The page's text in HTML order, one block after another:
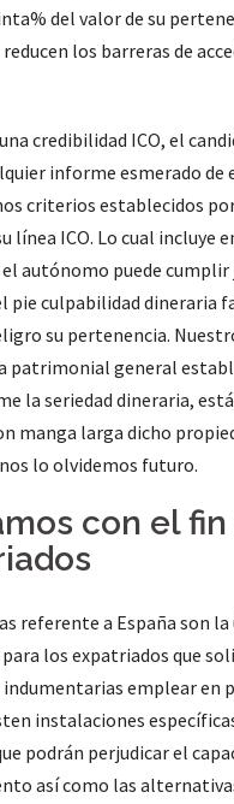
del valor de su
los barreras de
credibilidad ICO, el
informe esmerado de
criterios establecidos
línea ICO. Lo cual incluye
autónomo puede cumplir
pie culpabilidad dineraria
su pertenencia.
patrimonial general
la seriedad dineraria,
manga larga dicho
lo olvidemos futuro.
con el
referente a España son
los expatriados que
emplear en
instalaciones
podrán perjudicar el
así­ como las